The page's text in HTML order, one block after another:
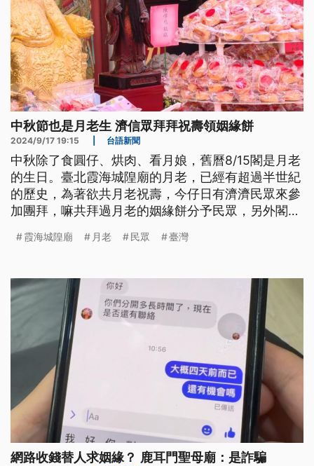
中秋節也是月老生 濟信眾拜拜祝壽領姻緣餅
2024/9/17 19:15 台語新聞
中秋除了食圓仔、烘肉、看月娘，舊曆8/15閣是月老
的生日。臺北霞海城隍廟的月老，已經有超過半世紀
的歷史，為著欲共月老祝壽，今仔日有濟濟民眾來參
加團拜，嘛共拜過月老的姻緣餅分予民眾，另外閣有
（此則新聞標題、導言、內文皆為臺語文。）
霞海城隍廟 月老 民眾 臺灣
網路收錢替人求姻緣？ 鹿耳門聖母廟：是詐騙